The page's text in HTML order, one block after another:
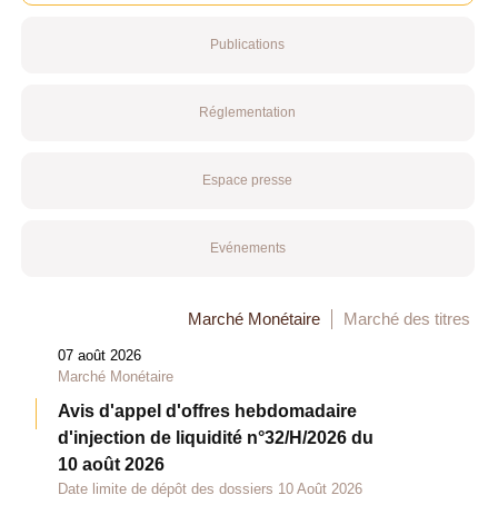
Publications
Réglementation
Espace presse
Evénements
Marché Monétaire Marché des titres
07 août 2026
Marché Monétaire
Avis d'appel d'offres hebdomadaire
d'injection de liquidité n°32/H/2026 du
10 août 2026
Date limite de dépôt des dossiers 10 Août 2026